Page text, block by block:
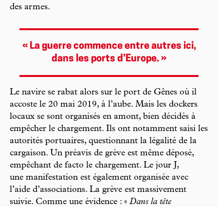
des armes.
« La guerre commence entre autres ici,
dans les ports d’Europe. »
Le navire se rabat alors sur le port de Gênes où il
accoste le 20 mai 2019, à l’aube. Mais les dockers
locaux se sont organisés en amont, bien décidés à
empêcher le chargement. Ils ont notamment saisi les
autorités portuaires, questionnant la légalité de la
cargaison. Un préavis de grève est même déposé,
empêchant de facto le chargement. Le jour J,
une manifestation est également organisée avec
l’aide d’associations. La grève est massivement
suivie. Comme une évidence : « Dans la tête